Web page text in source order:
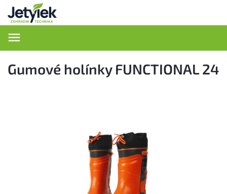
Gumové holínky FUNCTIONAL 24